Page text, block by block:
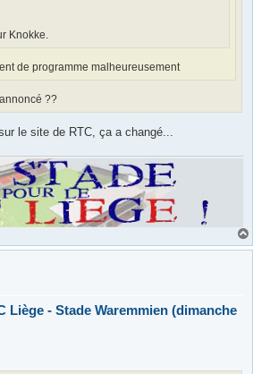
Knokke.
de programme malheureusement
??
le site de RTC, ça a changé...
Liège - Stade Waremmien (dimanche